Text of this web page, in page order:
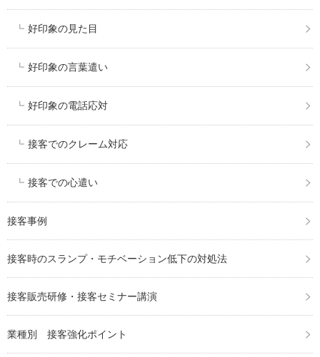
好印象の見た目
好印象の言葉遣い
好印象の電話応対
接客でのクレーム対応
接客での心遣い
接客事例
接客時のスランプ・モチベーション低下の対処法
接客販売研修・接客セミナー講演
業種別 接客強化ポイント